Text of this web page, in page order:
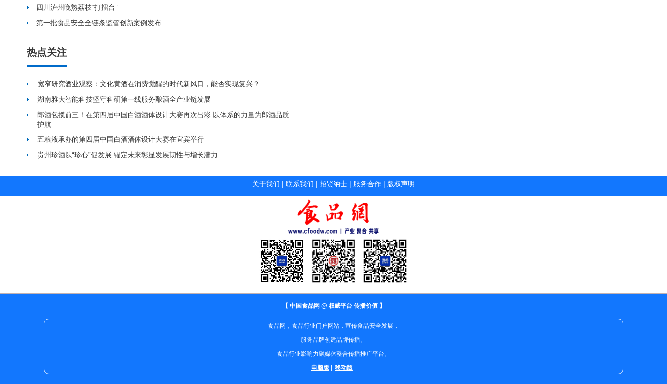
四川泸州晚熟荔枝“打擂台”
第一批食品安全全链条监管创新案例发布
热点关注
宽窄研究酒业观察：文化黄酒在消费觉醒的时代新风口，能否实现复兴？
湖南雅大智能科技坚守科研第一线服务酿酒全产业链发展
郎酒包揽前三！在第四届中国白酒酒体设计大赛再次出彩 以体系的力量为郎酒品质
护航
五粮液承办的第四届中国白酒酒体设计大赛在宜宾举行
贵州珍酒以“珍心”促发展 锚定未来彰显发展韧性与增长潜力
关于我们 | 联系我们 | 招贤纳士 | 服务合作 | 版权声明
【 中国食品网 @ 权威平台 传播价值 】
食品网，食品行业门户网站，宣传食品安全发展，
服务品牌创建品牌传播。
食品行业影响力融媒体整合传播推广平台。
电脑版| 移动版